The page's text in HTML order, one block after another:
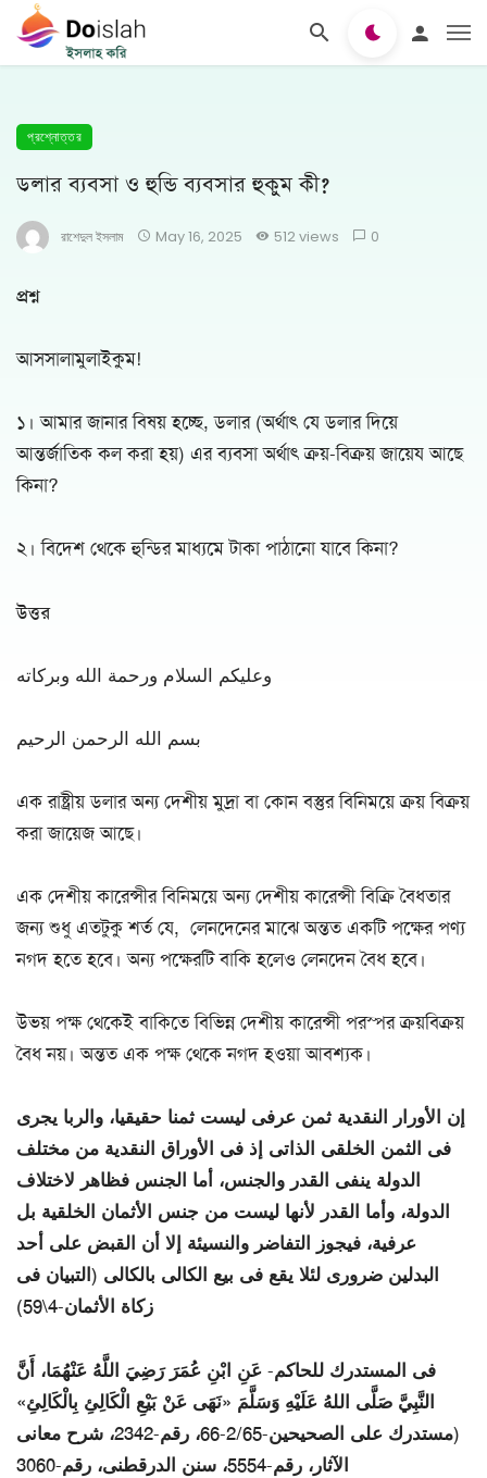
প্রশ্নোত্তর
ডলার ব্যবসা ও হুন্ডি ব্যবসার হুকুম কী?
রাশেদুল ইসলাম May 16, 2025 512 views 0
প্রশ্ন
আসসালামুলাইকুম!
১। আমার জানার বিষয় হচ্ছে, ডলার (অর্থাৎ যে ডলার দিয়ে
আন্তর্জাতিক কল করা হয়) এর ব্যবসা অর্থাৎ ক্রয়-বিক্রয় জায়েয আছে
কিনা?
২। বিদেশ থেকে হুন্ডির মাধ্যমে টাকা পাঠানো যাবে কিনা?
উত্তর
وعليكم السلام ورحمة الله وبركاته
بسم الله الرحمن الرحيم
এক রাষ্ট্রীয় ডলার অন্য দেশীয় মুদ্রা বা কোন বস্তুর বিনিময়ে ক্রয় বিক্রয়
করা জায়েজ আছে।
এক দেশীয় কারেন্সীর বিনিময়ে অন্য দেশীয় কারেন্সী বিক্রি বৈধতার
জন্য শুধু এতটুকু শর্ত যে, লেনদেনের মাঝে অন্তত একটি পক্ষের পণ্য
নগদ হতে হবে। অন্য পক্ষেরটি বাকি হলেও লেনদেন বৈধ হবে।
উভয় পক্ষ থেকেই বাকিতে বিভিন্ন দেশীয় কারেন্সী পরস্পর ক্রয়বিক্রয়
বৈধ নয়। অন্তত এক পক্ষ থেকে নগদ হওয়া আবশ্যক।
إن الأورار النقدية ثمن عرفى ليست ثمنا حقيقيا، والربا يجرى
فى الثمن الخلقى الذاتى إذ فى الأوراق النقدية من مختلف
الدولة ينفى القدر والجنس، أما الجنس فظاهر لاختلاف
الدولة، وأما القدر لأنها ليست من جنس الأثمان الخلقية بل
عرفية، فيجوز التفاضر والنسيئة إلا أن القبض على أحد
البدلين ضرورى لئلا يقع فى بيع الكالى بالكالى (التبيان فى
زكاة الأثمان-4\59)
فى المستدرك للحاكم- عَنِ ابْنِ عُمَرَ رَضِيَ اللَّهُ عَنْهُمَا، أَنَّ
النَّبِيَّ صَلَّى اللهُ عَلَيْهِ وَسَلَّمَ «نَهَى عَنْ بَيْعِ الْكَالِئِ بِالْكَالِئِ»
(مستدرك على الصحيحين-2/65-66، رقم-2342، شرح معانى
الآثار، رقم-5554، سنن الدرقطنى، رقم-3060